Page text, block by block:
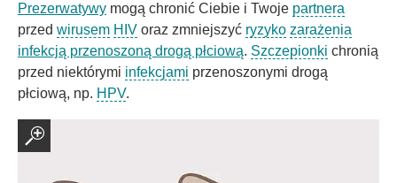
Prezerwatywy mogą chronić Ciebie i Twoje partnera
przed wirusem HIV oraz zmniejszyć ryzyko zarażenia
infekcją przenoszoną drogą płciową. Szczepionki chronią
przed niektórymi infekcjami przenoszonymi drogą
płciową, np. HPV.